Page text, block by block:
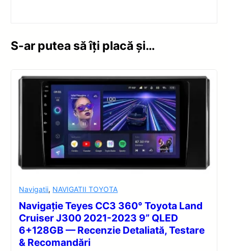
S-ar putea să îți placă și…
Navigatii, NAVIGATII TOYOTA
Navigație Teyes CC3 360° Toyota Land
Cruiser J300 2021-2023 9” QLED
6+128GB — Recenzie Detaliată, Testare
& Recomandări